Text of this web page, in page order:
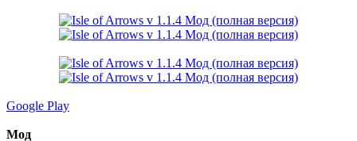
Google Play
Мод